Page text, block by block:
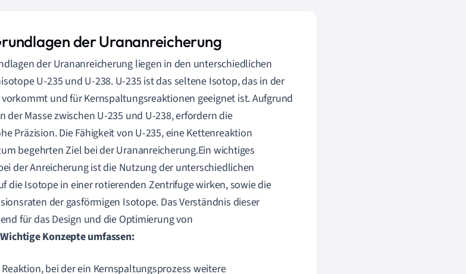
der Urananreicherung
der Urananreicherung liegen in den unterschiedlichen
U-235 und U-238. U-235 ist das seltene Isotop, das in der
und für Kernspaltungsreaktionen geeignet ist. Aufgrund
der Masse zwischen U-235 und U-238, erfordern die
Präzision. Die Fähigkeit von U-235, eine Kettenreaktion
begehrten Ziel bei der Urananreicherung.Ein wichtiges
der Anreicherung ist die Nutzung der unterschiedlichen
die Isotope in einer rotierenden Zentrifuge wirken, sowie die
der gasförmigen Isotope. Das Verständnis dieser
für das Design und die Optimierung von
Wichtige Konzepte umfassen:
bei der ein Kernspaltungsprozess weitere